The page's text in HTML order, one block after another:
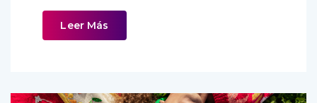
Leer Más